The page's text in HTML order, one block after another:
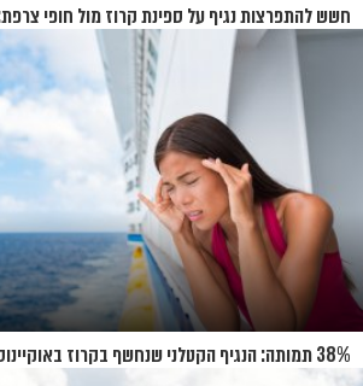
חשש להתפרצות נגיף על ספינת קרוז מול חופי
38% תמותה: הנגיף הקטלני שנחשף בקרוז באוקיינוס האטלנטי